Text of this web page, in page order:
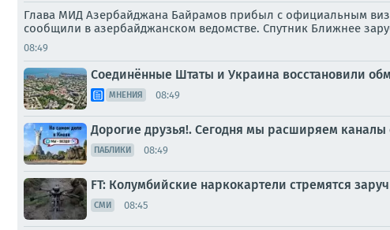
Глава МИД Азербайджана Байрамов прибыл с официальным
сообщили в азербайджанском ведомстве. Спутник Ближнее
08:49
Соединённые Штаты и Украина восстановили
МНЕНИЯ 08:49
Дорогие друзья!. Сегодня мы расширяем
ПАБЛИКИ 08:49
FT: Колумбийские наркокартели стремятся
СМИ 08:45